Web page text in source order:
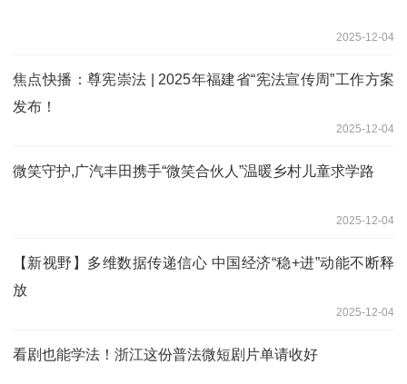
2025-12-04
焦点快播：尊宪崇法 | 2025年福建省“宪法宣传周”工作方案
发布！
2025-12-04
微笑守护,广汽丰田携手“微笑合伙人”温暖乡村儿童求学路
2025-12-04
【新视野】多维数据传递信心 中国经济“稳+进”动能不断释
放
2025-12-04
看剧也能学法！浙江这份普法微短剧片单请收好